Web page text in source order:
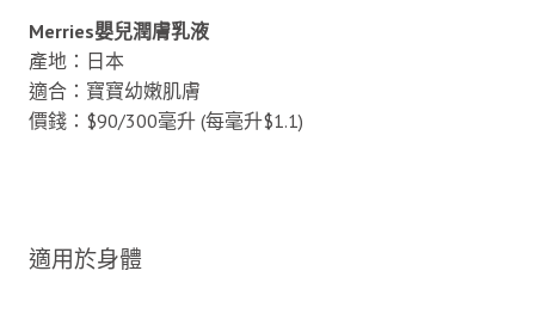
Merries嬰兒潤膚乳液
產地：日本
適合：寶寶幼嫩肌膚
價錢：$90/300毫升 (每毫升$1.1)
適用於身體